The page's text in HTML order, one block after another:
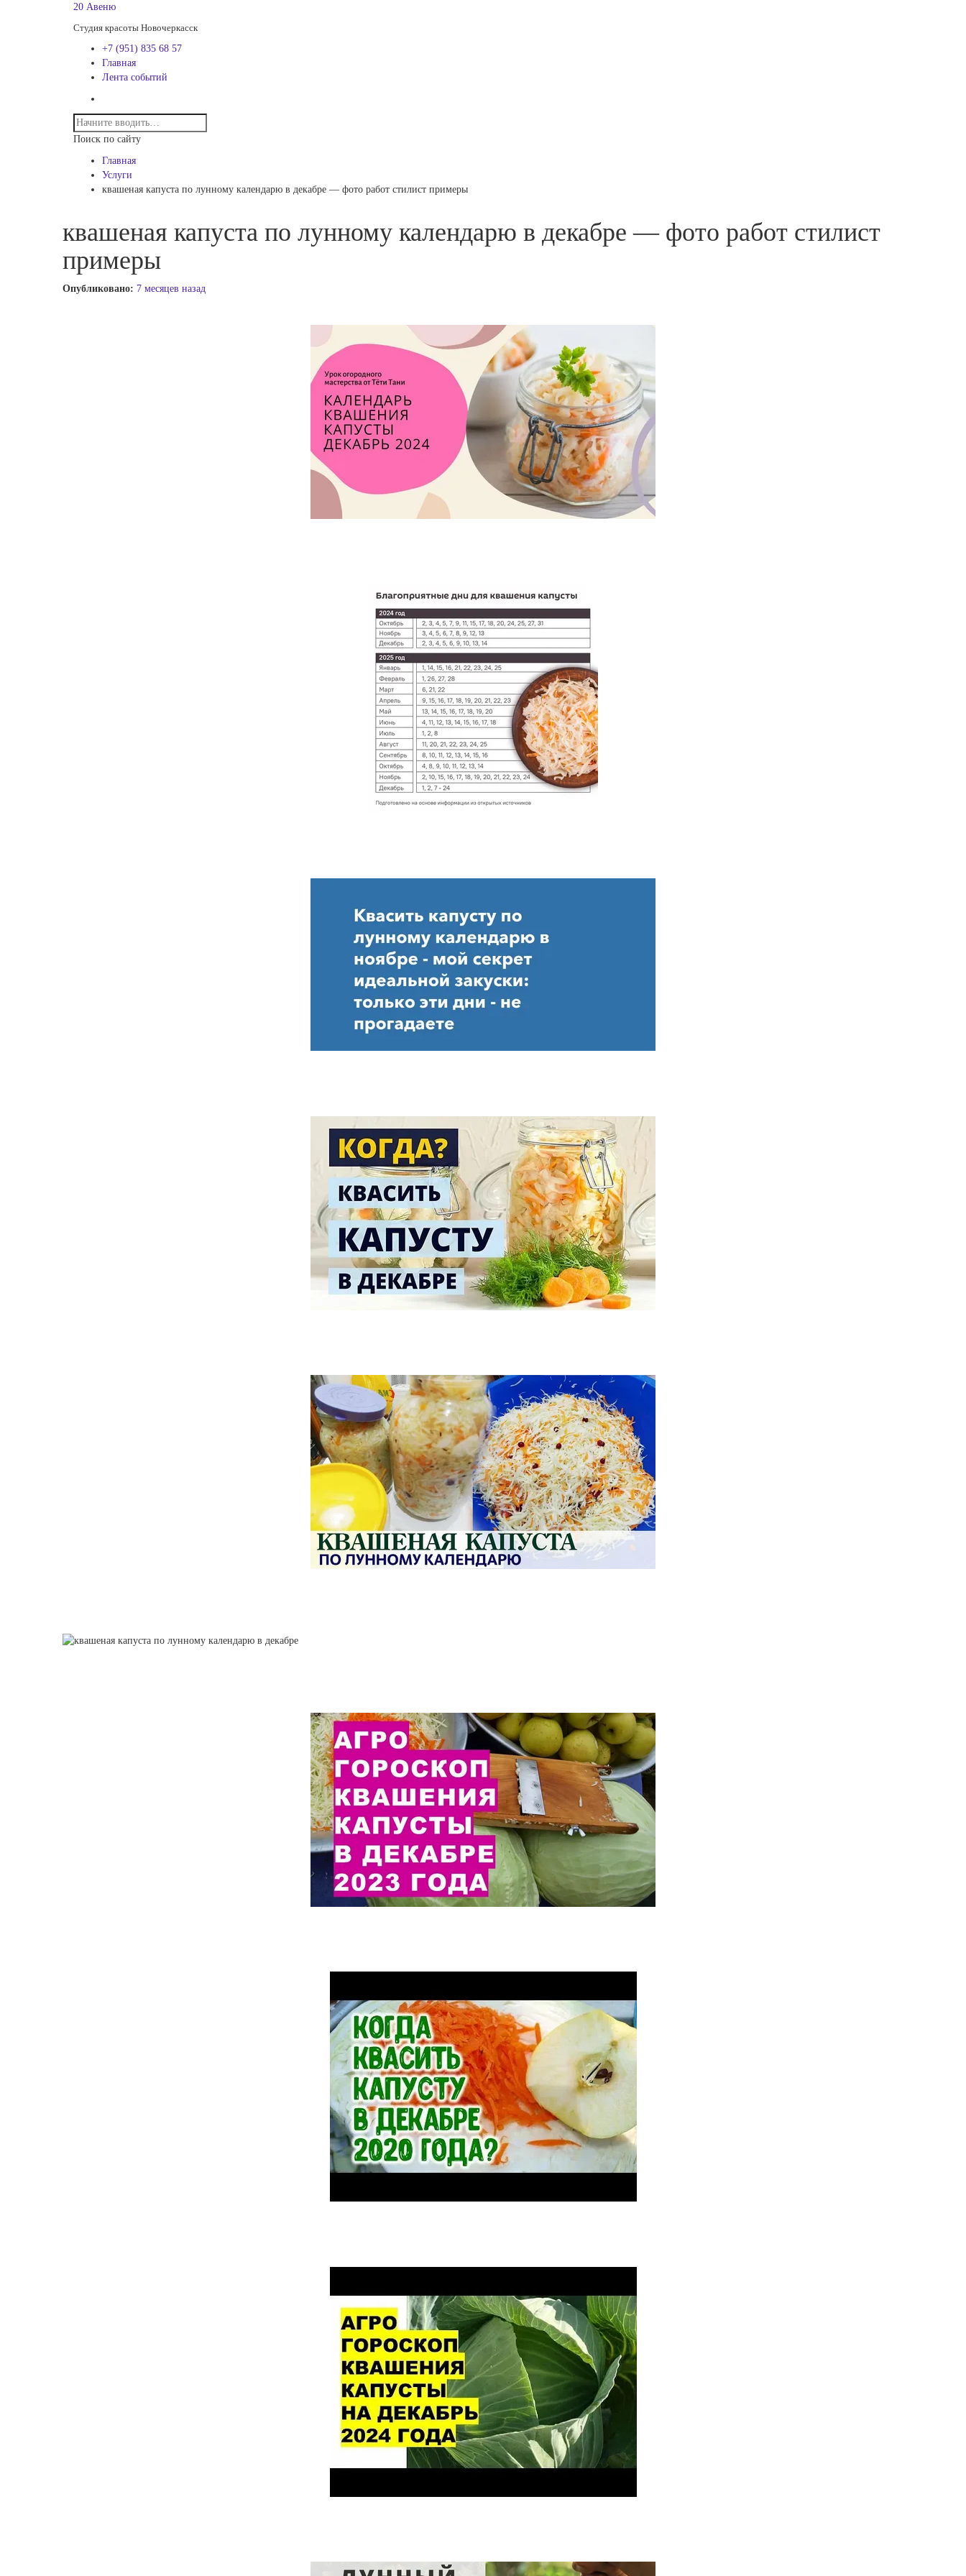
20 Авеню
Студия красоты Новочеркасск
+7 (951) 835 68 57
Главная
Лента событий
Поиск по сайту
Главная
Услуги
квашеная капуста по лунному календарю в декабре — фото работ стилист примеры
квашеная капуста по лунному календарю в декабре — фото работ стилист
примеры
Опубликовано: 7 месяцев назад